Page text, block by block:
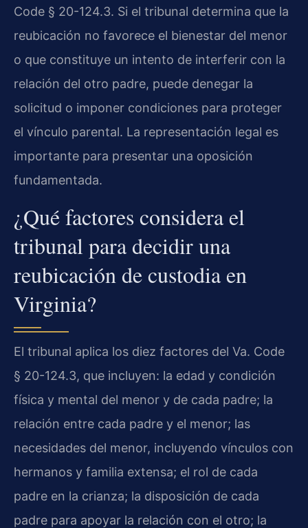
Code § 20-124.3. Si el tribunal determina que la
reubicación no favorece el bienestar del menor
o que constituye un intento de interferir con la
relación del otro padre, puede denegar la
solicitud o imponer condiciones para proteger
el vínculo parental. La representación legal es
importante para presentar una oposición
fundamentada.
¿Qué factores considera el
tribunal para decidir una
reubicación de custodia en
Virginia?
El tribunal aplica los diez factores del Va. Code
§ 20-124.3, que incluyen: la edad y condición
física y mental del menor y de cada padre; la
relación entre cada padre y el menor; las
necesidades del menor, incluyendo vínculos con
hermanos y familia extensa; el rol de cada
padre en la crianza; la disposición de cada
padre para apoyar la relación con el otro; la